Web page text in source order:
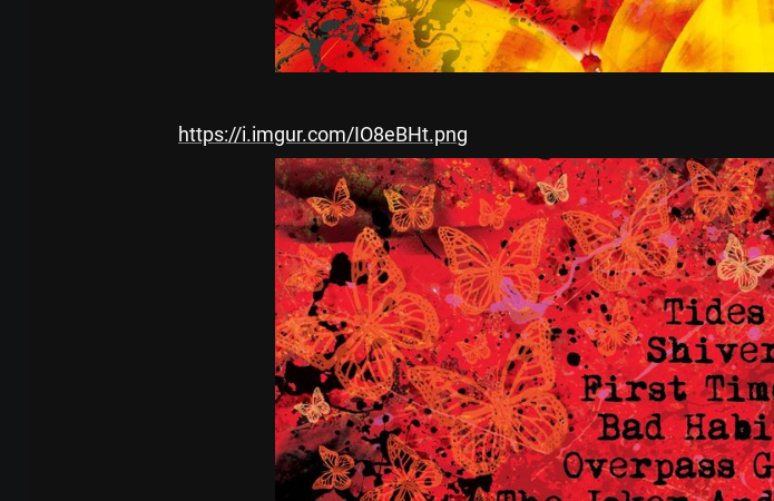
https://i.imgur.com/IO8eBHt.png